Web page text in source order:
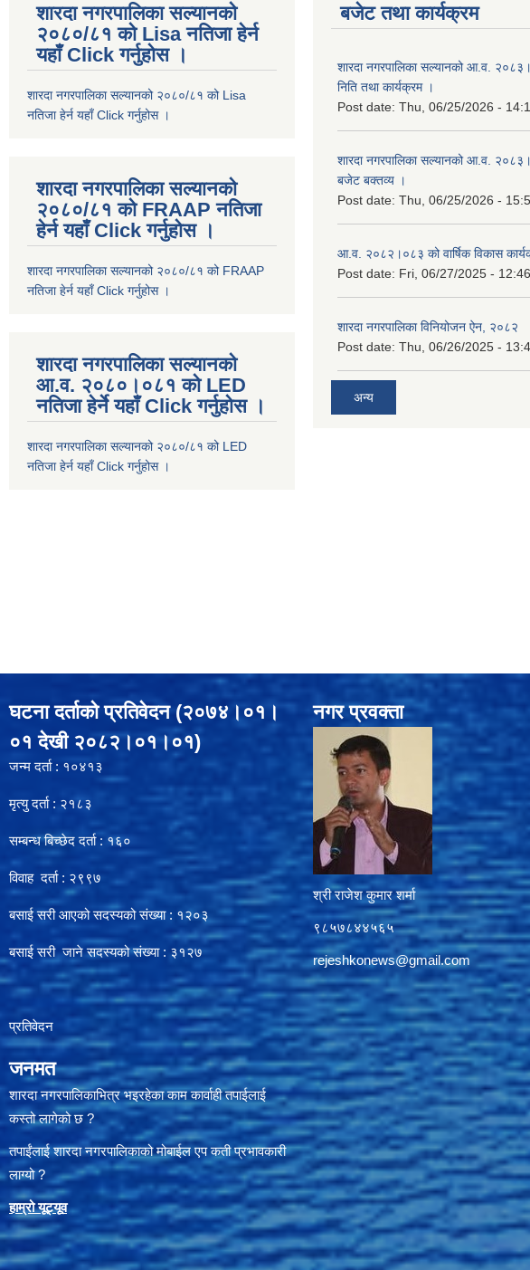
शारदा नगरपालिका सल्यानको
२०८०/८१ को Lisa नतिजा हेर्न
यहाँ Click गर्नुहोस ।
शारदा नगरपालिका सल्यानको २०८०/८१ को Lisa
नतिजा हेर्न यहाँ Click गर्नुहोस ।
शारदा नगरपालिका सल्यानको
२०८०/८१ को FRAAP नतिजा
हेर्न यहाँ Click गर्नुहोस ।
शारदा नगरपालिका सल्यानको २०८०/८१ को FRAAP
नतिजा हेर्न यहाँ Click गर्नुहोस ।
शारदा नगरपालिका सल्यानको
आ.व. २०८०।०८१ को LED
नतिजा हेर्ने यहाँ Click गर्नुहोस ।
शारदा नगरपालिका सल्यानको २०८०/८१ को LED
नतिजा हेर्न यहाँ Click गर्नुहोस ।
बजेट तथा कार्यक्रम
शारदा नगरपालिका सल्यानको आ.व.
निति तथा कार्यक्रम ।
Post date: Thu, 06/25/2026 -
शारदा नगरपालिका सल्यानको आ.व.
बजेट बक्तव्य ।
Post date: Thu, 06/25/2026 -
आ.व. २०८२।०८३ को वार्षिक विकास
Post date: Fri, 06/27/2025 - 12:46
शारदा नगरपालिका विनियोजन ऐन, २०८२
Post date: Thu, 06/26/2025 -
अन्य
घटना दर्ताको प्रतिवेदन (२०७४।०१।
०१ देखी २०८२।०१।०१)
जन्म दर्ता : १०४१३
मृत्यु दर्ता : २१८३
सम्बन्ध बिच्छेद दर्ता : १६०
विवाह दर्ता : २९९७
बसाई सरी आएको सदस्यको संख्या : १२०३
बसाई सरी जाने सदस्यको संख्या : ३१२७
प्रतिवेदन
जनमत
शारदा नगरपालिकाभित्र भइरहेका काम कार्वाही तपाईलाई
कस्तो लागेको छ ?
तपाईंलाई शारदा नगरपालिकाको मोबाईल एप कती प्रभावकारी
लाग्यो ?
हाम्रो यूट्यूव
नगर प्रवक्ता
श्री राजेश कुमार शर्मा
९८५७८४४५६५
rejeshkonews@gmail.com